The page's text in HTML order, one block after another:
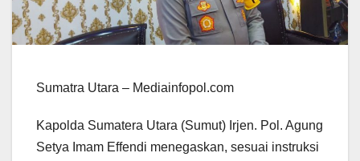
Sumatra Utara – Mediainfopol.com
Kapolda Sumatera Utara (Sumut) Irjen. Pol. Agung
Setya Imam Effendi menegaskan, sesuai instruksi